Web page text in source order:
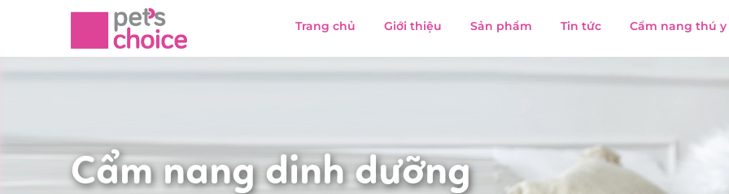
Trang chủ Giới thiệu Sản phẩm Tin tức Cẩm nang thú y
Cẩm nang dinh dưỡng